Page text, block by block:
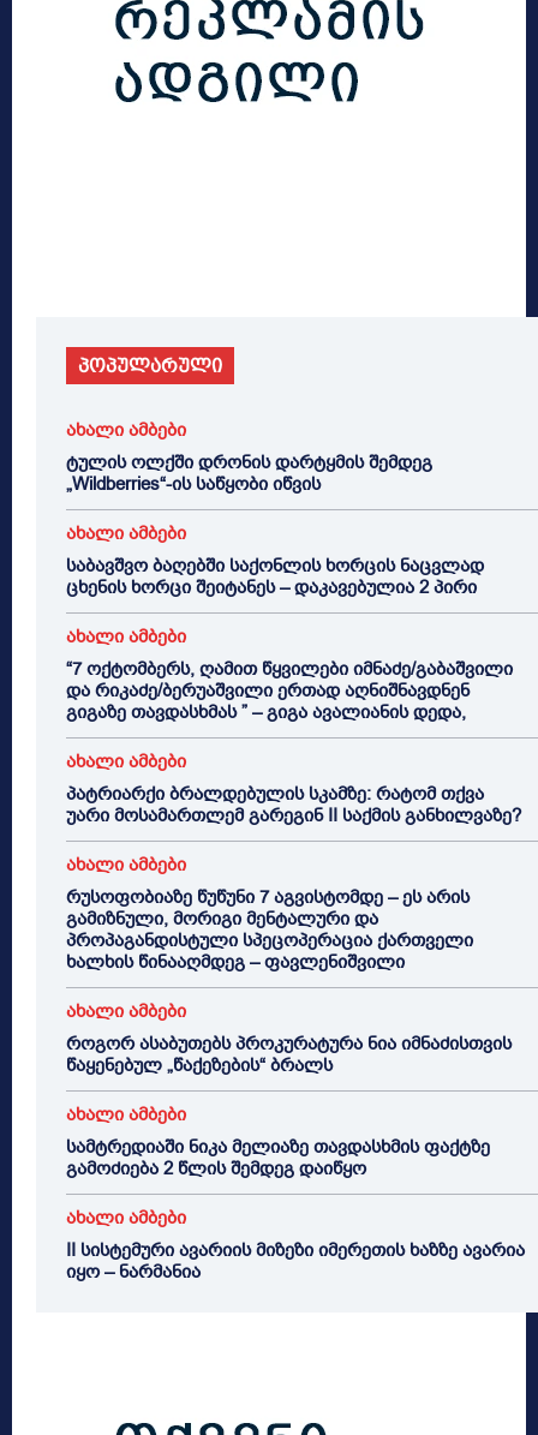
პოპულარული
ახალი ამბები
ტულის ოლქში დრონის დარტყმის შემდეგ
„Wildberries“-ის საწყობი იწვის
ახალი ამბები
საბავშვო ბაღებში საქონლის ხორცის ნაცვლად
ცხენის ხორცი შეიტანეს – დაკავებულია 2 პირი
ახალი ამბები
“7 ოქტომბერს, ღამით წყვილები იმნაძე/გაბაშვილი
და რიკაძე/ბერუაშვილი ერთად აღნიშნავდნენ
გიგაზე თავდასხმას ” – გიგა ავალიანის დედა,
ახალი ამბები
პატრიარქი ბრალდებულის სკამზე: რატომ თქვა
უარი მოსამართლემ გარეგინ II საქმის განხილვაზე?
ახალი ამბები
რუსოფობიაზე წუწუნი 7 აგვისტომდე – ეს არის
გამიზნული, მორიგი მენტალური და
პროპაგანდისტული სპეცოპერაცია ქართველი
ხალხის წინააღმდეგ – ფავლენიშვილი
ახალი ამბები
როგორ ასაბუთებს პროკურატურა ნია იმნაძისთვის
წაყენებულ „წაქეზების“ ბრალს
ახალი ამბები
სამტრედიაში ნიკა მელიაზე თავდასხმის ფაქტზე
გამოძიება 2 წლის შემდეგ დაიწყო
ახალი ამბები
II სისტემური ავარიის მიზეზი იმერეთის ხაზზე ავარია
იყო – ნარმანია